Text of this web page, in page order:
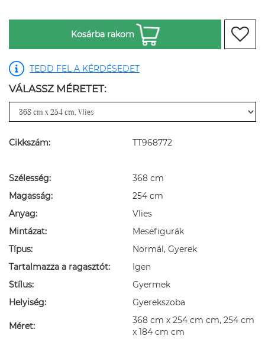
Kosárba rakom
TEDD FEL A KÉRDÉSEDET
VÁLASSZ MÉRETET:
Cikkszám: TT968772
Szélesség:
368 cm
Magasság:
254 cm
Anyag:
Vlies
Mintázat:
Mesefigurák
Típus:
Normál, Gyerek
Tartalmazza a ragasztót:
Igen
Stílus:
Gyermek
Helyiség:
Gyerekszoba
Méret:
368 cm x 254 cm cm, 254 cm
x 184 cm cm